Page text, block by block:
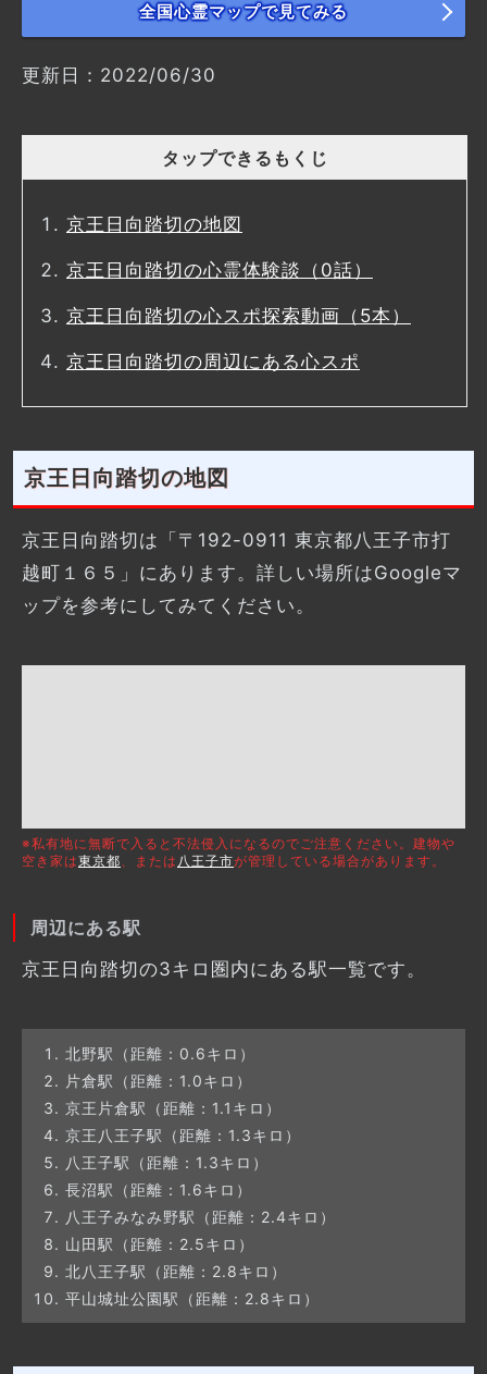
全国心霊マップで見てみる
更新日：2022/06/30
タップできるもくじ
京王日向踏切の地図
京王日向踏切の心霊体験談（0話）
京王日向踏切の心スポ探索動画（5本）
京王日向踏切の周辺にある心スポ
京王日向踏切の地図
京王日向踏切は「〒192-0911 東京都八王子市打
越町１６５」にあります。詳しい場所はGoogleマ
ップを参考にしてみてください。
※私有地に無断で入ると不法侵入になるのでご注意ください。建物や
空き家は東京都、または 八王子市が管理している場合があります。
周辺にある駅
京王日向踏切の3キロ圏内にある駅一覧です。
北野駅（距離：0.6キロ）
片倉駅（距離：1.0キロ）
京王片倉駅（距離：1.1キロ）
京王八王子駅（距離：1.3キロ）
八王子駅（距離：1.3キロ）
長沼駅（距離：1.6キロ）
八王子みなみ野駅（距離：2.4キロ）
山田駅（距離：2.5キロ）
北八王子駅（距離：2.8キロ）
平山城址公園駅（距離：2.8キロ）